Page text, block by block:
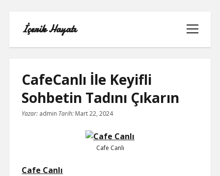
İçerik Hayatı
menüyü
aç
FACEBOOK SAYFA NASIL KURULUR
IGTV IZLENME GÖNDERME HILESI
LISTE
CafeCanlı İle Keyifli
Sohbetin Tadını Çıkarın
Yazar: admin Tarih: Mart 22, 2024
Cafe Canlı
Cafe Canlı